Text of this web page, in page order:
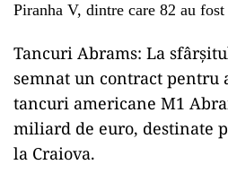
Piranha V, dintre care 82 au
Tancuri Abrams: La
semnat un contract pentru
tancuri americane M1
miliard de euro, destinate
la Craiova.